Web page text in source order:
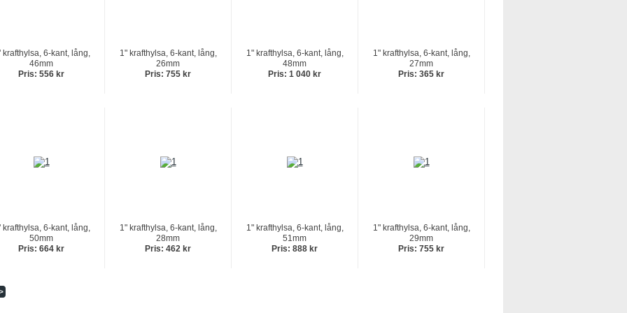
krafthylsa, 6-kant, lång,
46mm
Pris: 556 kr
1" krafthylsa, 6-kant, lång,
26mm
Pris: 755 kr
1" krafthylsa, 6-kant, lång,
48mm
Pris: 1 040 kr
1" krafthylsa, 6-kant, lång,
27mm
Pris: 365 kr
krafthylsa, 6-kant, lång,
50mm
Pris: 664 kr
1" krafthylsa, 6-kant, lång,
28mm
Pris: 462 kr
1" krafthylsa, 6-kant, lång,
51mm
Pris: 888 kr
1" krafthylsa, 6-kant, lång,
29mm
Pris: 755 kr